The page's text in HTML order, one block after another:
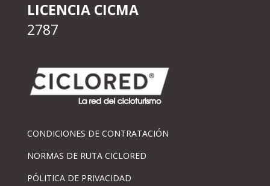
LICENCIA CICMA
2787
CONDICIONES DE CONTRATACIÓN
NORMAS DE RUTA CICLORED
PÓLITICA DE PRIVACIDAD